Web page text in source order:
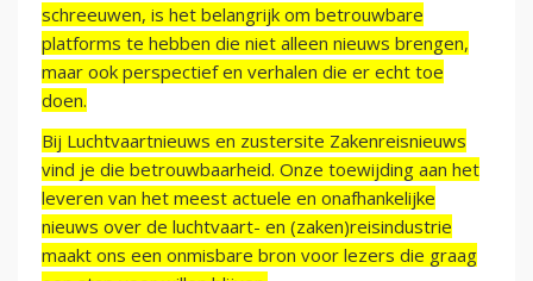
schreeuwen, is het belangrijk om betrouwbare
platforms te hebben die niet alleen nieuws brengen,
maar ook perspectief en verhalen die er echt toe
doen.
Bij Luchtvaartnieuws en zustersite Zakenreisnieuws
vind je die betrouwbaarheid. Onze toewijding aan het
leveren van het meest actuele en onafhankelijke
nieuws over de luchtvaart- en (zaken)reisindustrie
maakt ons een onmisbare bron voor lezers die graag